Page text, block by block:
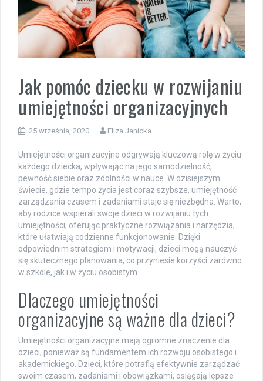
Jak pomóc dziecku w rozwijaniu
umiejętności organizacyjnych
25 września, 2020 Eliza Janicka
Umiejętności organizacyjne odgrywają kluczową rolę w życiu
każdego dziecka, wpływając na jego samodzielność,
pewność siebie oraz zdolności w nauce. W dzisiejszym
świecie, gdzie tempo życia jest coraz szybsze, umiejętność
zarządzania czasem i zadaniami staje się niezbędna. Warto,
aby rodzice wspierali swoje dzieci w rozwijaniu tych
umiejętności, oferując praktyczne rozwiązania i narzędzia,
które ułatwiają codzienne funkcjonowanie. Dzięki
odpowiednim strategiom i motywacji, dzieci mogą nauczyć
się skutecznego planowania, co przyniesie korzyści zarówno
w szkole, jak i w życiu osobistym.
Dlaczego umiejętności
organizacyjne są ważne dla dzieci?
Umiejętności organizacyjne mają ogromne znaczenie dla
dzieci, ponieważ są fundamentem ich rozwoju osobistego i
akademickiego. Dzieci, które potrafią efektywnie zarządzać
swoim czasem, zadaniami i obowiązkami, osiągają lepsze